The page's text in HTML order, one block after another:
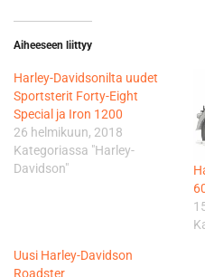
Aiheeseen liittyy
Harley-Davidsonilta uudet
Sportsterit Forty-Eight
Special ja Iron 1200
26 helmikuun, 2018
Kategoriassa "Harley-
Davidson"
Uusi Harley-Davidson
Roadster